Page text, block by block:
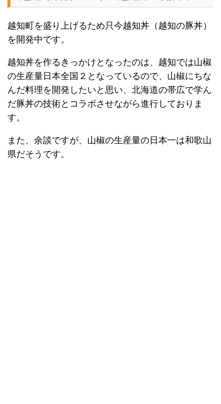
越知町を盛り上げるため只今越知丼（越知の豚丼）
を開発中です。
越知丼を作るきっかけとなったのは、越知では山椒
の生産量日本全国２となっているので、山椒にちな
んだ料理を開発したいと思い、北海道の帯広で学ん
だ豚丼の技術とコラボさせながら進行しておりま
す。
また、余談ですが、山椒の生産量の日本一は和歌山
県だそうです。